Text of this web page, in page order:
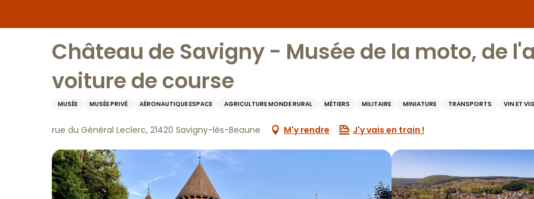
Château de Savigny - Musée de la moto, de
voiture de course
MUSÉE MUSÉE PRIVÉ AÉRONAUTIQUE ESPACE AGRICULTURE MONDE RURAL MÉTIERS MILITAIRE MINIATURE TRANSPORTS VIN ET
rue du Général Leclerc, 21420 Savigny-lès-Beaune M'y rendre J'y vais en train !